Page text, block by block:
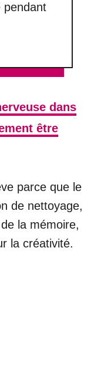
pendant
dans
être
parce que le
de nettoyage,
la mémoire,
la créativité.